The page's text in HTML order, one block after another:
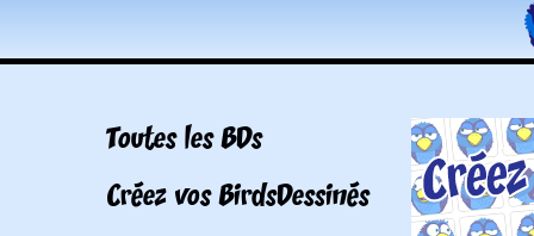
Toutes les BDs
Créez vos BirdsDessinés